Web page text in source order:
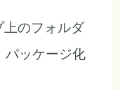
のフォルダ
パッケージ化